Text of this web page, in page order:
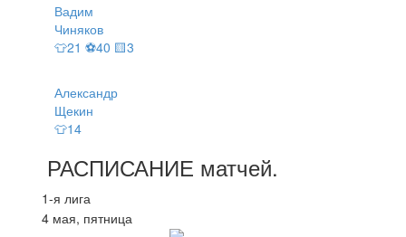
Вадим
Чиняков
👕21 ⚽40 🟨3
Александр
Щекин
👕14
РАСПИСАНИЕ матчей.
1-я лига
4 мая, пятница